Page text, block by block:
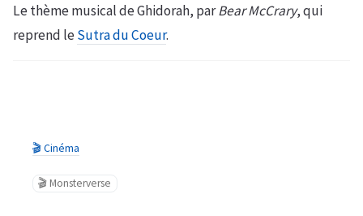
Le thème musical de Ghidorah, parBear McCrary, qui
reprend leSutra du Coeur.
🎬 Cinéma
🎬 Monsterverse